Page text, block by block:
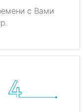
с Вами